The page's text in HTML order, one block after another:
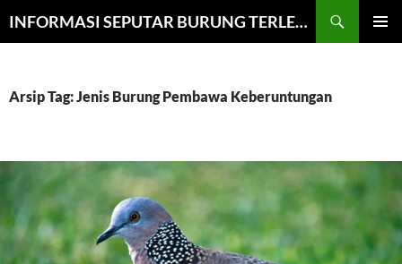
INFORMASI SEPUTAR BURUNG TERLENGKAP
Arsip Tag: Jenis Burung Pembawa Keberuntungan